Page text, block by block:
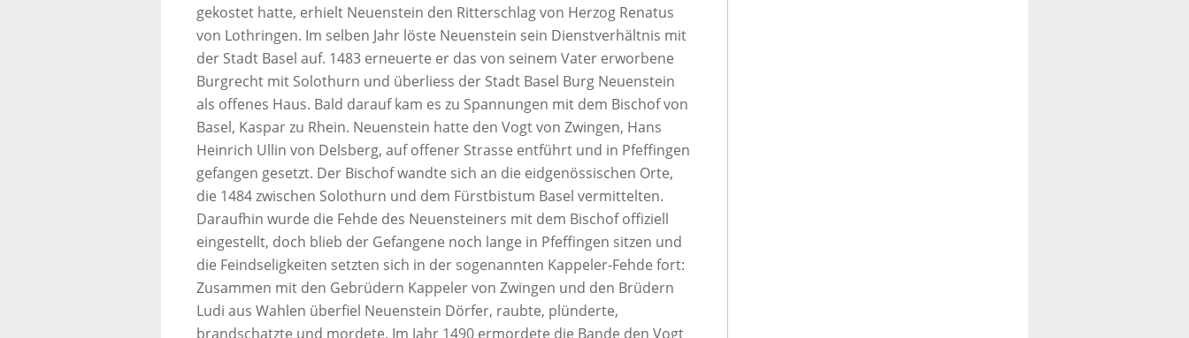
gekostet hatte, erhielt Neuenstein den Ritterschlag von Herzog Renatus
von Lothringen. Im selben Jahr löste Neuenstein sein Dienstverhältnis mit
der Stadt Basel auf. 1483 erneuerte er das von seinem Vater erworbene
Burgrecht mit Solothurn und überliess der Stadt Basel Burg Neuenstein
als offenes Haus. Bald darauf kam es zu Spannungen mit dem Bischof von
Basel, Kaspar zu Rhein. Neuenstein hatte den Vogt von Zwingen, Hans
Heinrich Ullin von Delsberg, auf offener Strasse entführt und in Pfeffingen
gefangen gesetzt. Der Bischof wandte sich an die eidgenössischen Orte,
die 1484 zwischen Solothurn und dem Fürstbistum Basel vermittelten.
Daraufhin wurde die Fehde des Neuensteiners mit dem Bischof offiziell
eingestellt, doch blieb der Gefangene noch lange in Pfeffingen sitzen und
die Feindseligkeiten setzten sich in der sogenannten Kappeler-­Fehde fort:
Zusammen mit den Gebrüdern Kappeler von Zwingen und den Brüdern
Ludi aus Wahlen überfiel Neuenstein Dörfer, raubte, plünderte,
brandschatzte und mordete. Im Jahr 1490 ermordete die Bande den Vogt